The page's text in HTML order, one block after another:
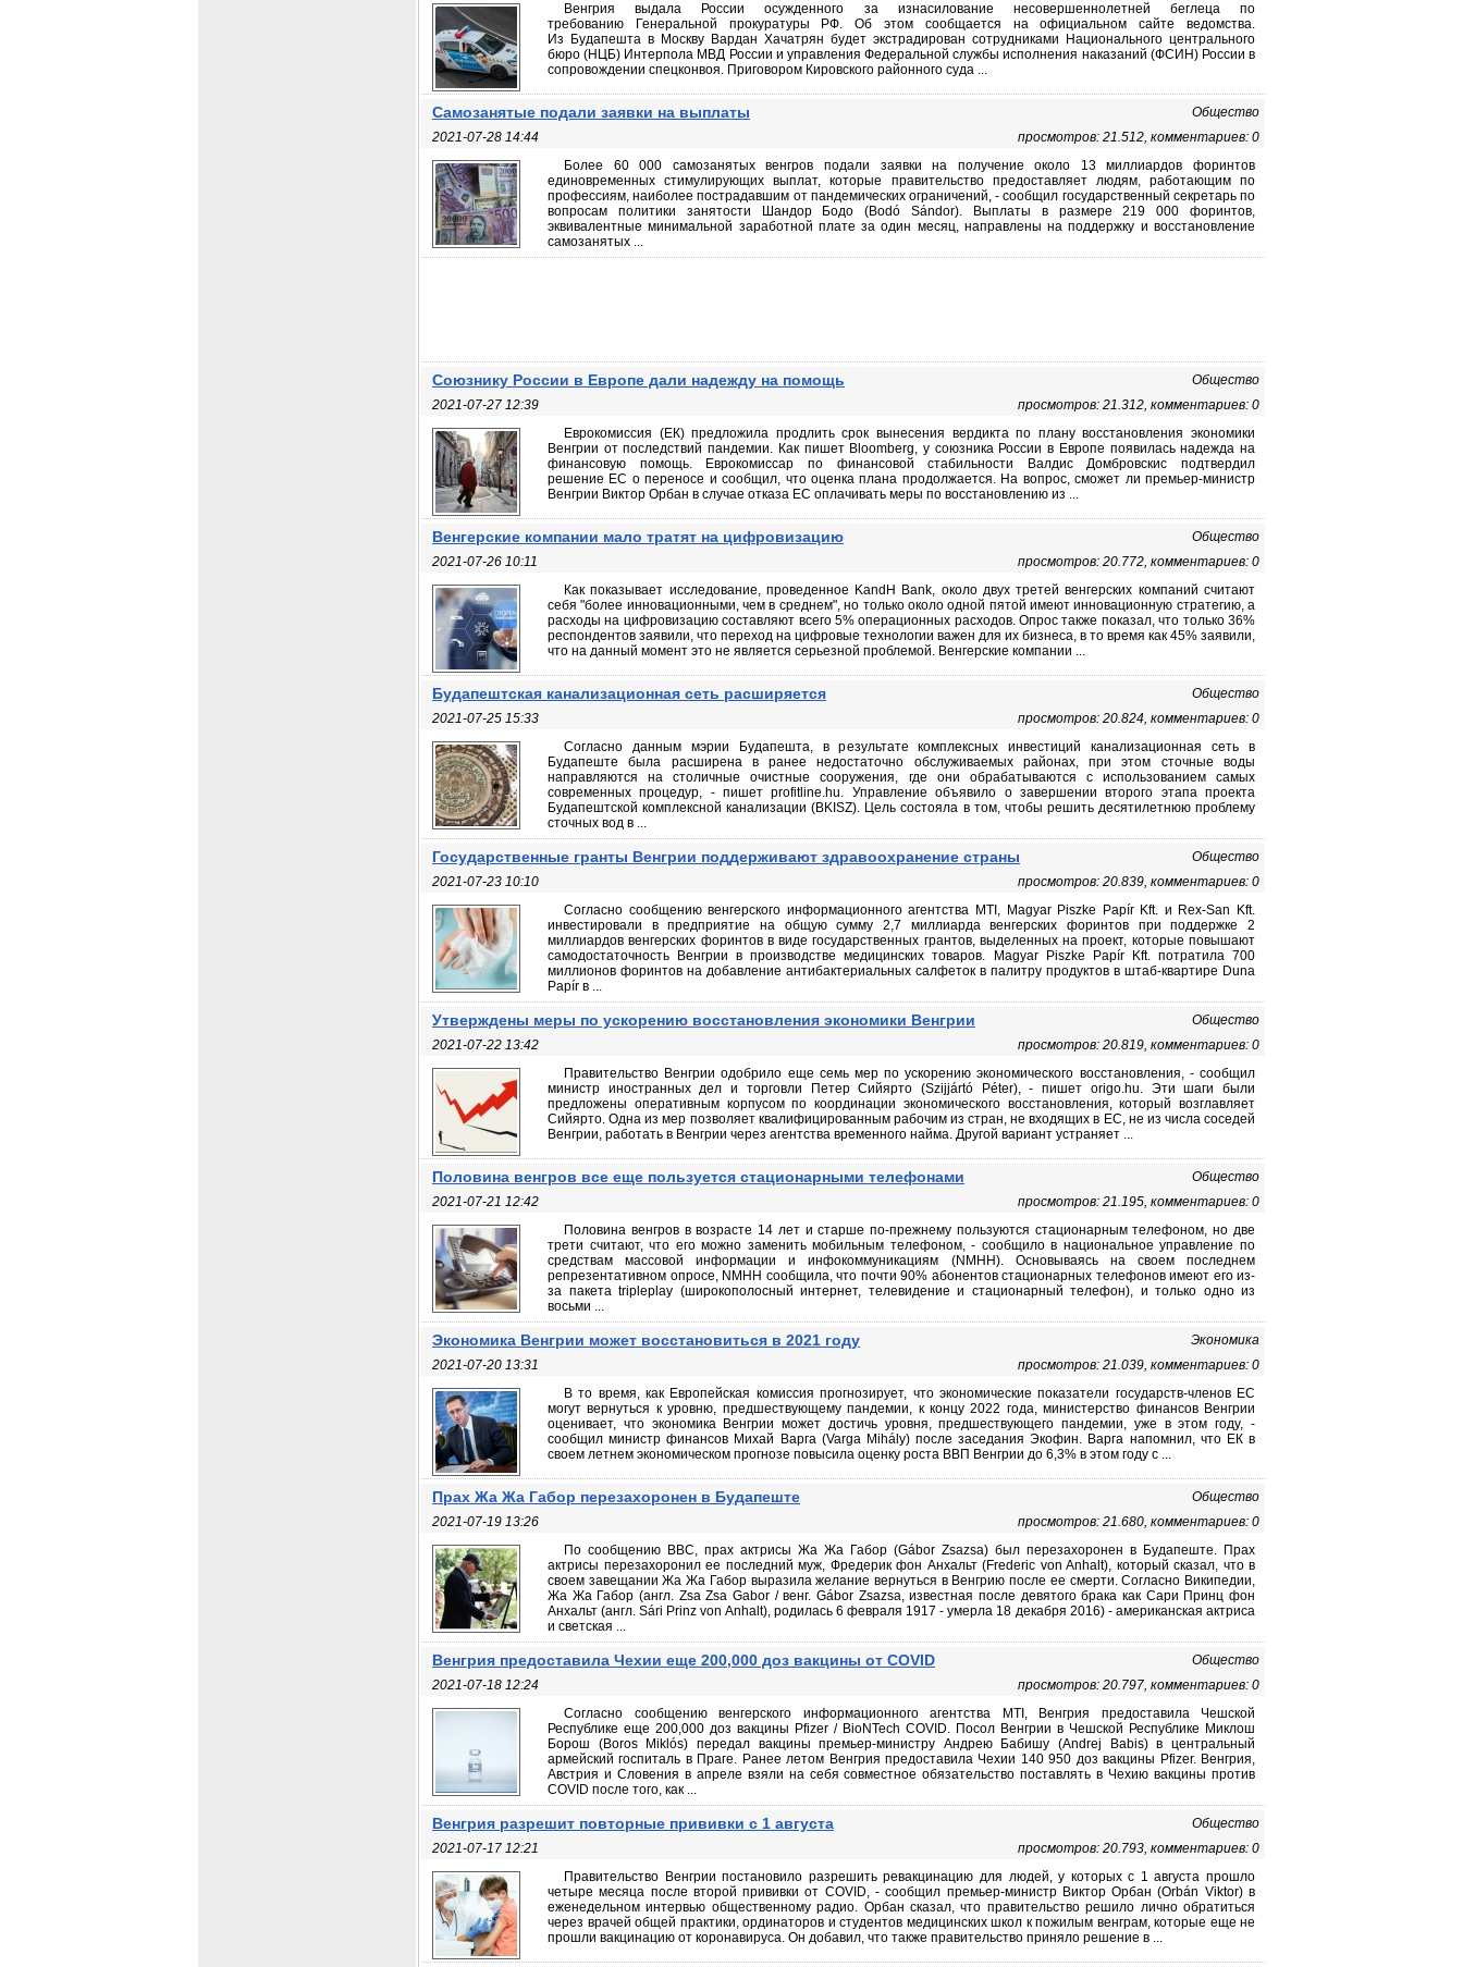
Венгрия выдала России осужденного за изнасилование несовершеннолетней беглеца по
требованию Генеральной прокуратуры РФ. Об этом сообщается на официальном сайте ведомства.
Из Будапешта в Москву Вардан Хачатрян будет экстрадирован сотрудниками Национального центрального
бюро (НЦБ) Интерпола МВД России и управления Федеральной службы исполнения наказаний (ФСИН) России в
сопровождении спецконвоя. Приговором Кировского районного суда ...
Самозанятые подали заявки на выплаты
Общество
2021-07-28 14:44
просмотров: 21.512, комментариев: 0
Более 60 000 самозанятых венгров подали заявки на получение около 13 миллиардов форинтов
единовременных стимулирующих выплат, которые правительство предоставляет людям, работающим по
профессиям, наиболее пострадавшим от пандемических ограничений, - сообщил государственный секретарь по
вопросам политики занятости Шандор Бодо (Bodó Sándor). Выплаты в размере 219 000 форинтов,
эквивалентные минимальной заработной плате за один месяц, направлены на поддержку и восстановление
самозанятых ...
Союзнику России в Европе дали надежду на помощь
Общество
2021-07-27 12:39
просмотров: 21.312, комментариев: 0
Еврокомиссия (ЕК) предложила продлить срок вынесения вердикта по плану восстановления экономики
Венгрии от последствий пандемии. Как пишет Bloomberg, у союзника России в Европе появилась надежда на
финансовую помощь. Еврокомиссар по финансовой стабильности Валдис Домбровскис подтвердил
решение ЕС о переносе и сообщил, что оценка плана продолжается. На вопрос, сможет ли премьер-министр
Венгрии Виктор Орбан в случае отказа ЕС оплачивать меры по восстановлению из ...
Венгерские компании мало тратят на цифровизацию
Общество
2021-07-26 10:11
просмотров: 20.772, комментариев: 0
Как показывает исследование, проведенное KandH Bank, около двух третей венгерских компаний считают
себя "более инновационными, чем в среднем", но только около одной пятой имеют инновационную стратегию, а
расходы на цифровизацию составляют всего 5% операционных расходов. Опрос также показал, что только 36%
респондентов заявили, что переход на цифровые технологии важен для их бизнеса, в то время как 45% заявили,
что на данный момент это не является серьезной проблемой. Венгерские компании ...
Будапештская канализационная сеть расширяется
Общество
2021-07-25 15:33
просмотров: 20.824, комментариев: 0
Согласно данным мэрии Будапешта, в результате комплексных инвестиций канализационная сеть в
Будапеште была расширена в ранее недостаточно обслуживаемых районах, при этом сточные воды
направляются на столичные очистные сооружения, где они обрабатываются с использованием самых
современных процедур, - пишет profitline.hu. Управление объявило о завершении второго этапа проекта
Будапештской комплексной канализации (BKISZ). Цель состояла в том, чтобы решить десятилетнюю проблему
сточных вод в ...
Государственные гранты Венгрии поддерживают здравоохранение страны
Общество
2021-07-23 10:10
просмотров: 20.839, комментариев: 0
Согласно сообщению венгерского информационного агентства MTI, Magyar Piszke Papír Kft. и Rex-San Kft.
инвестировали в предприятие на общую сумму 2,7 миллиарда венгерских форинтов при поддержке 2
миллиардов венгерских форинтов в виде государственных грантов, выделенных на проект, которые повышают
самодостаточность Венгрии в производстве медицинских товаров. Magyar Piszke Papír Kft. потратила 700
миллионов форинтов на добавление антибактериальных салфеток в палитру продуктов в штаб-квартире Duna
Papír в ...
Утверждены меры по ускорению восстановления экономики Венгрии
Общество
2021-07-22 13:42
просмотров: 20.819, комментариев: 0
Правительство Венгрии одобрило еще семь мер по ускорению экономического восстановления, - сообщил
министр иностранных дел и торговли Петер Сийярто (Szijjártó Péter), - пишет origo.hu. Эти шаги были
предложены оперативным корпусом по координации экономического восстановления, который возглавляет
Сийярто. Одна из мер позволяет квалифицированным рабочим из стран, не входящих в ЕС, не из числа соседей
Венгрии, работать в Венгрии через агентства временного найма. Другой вариант устраняет ...
Половина венгров все еще пользуется стационарными телефонами
Общество
2021-07-21 12:42
просмотров: 21.195, комментариев: 0
Половина венгров в возрасте 14 лет и старше по-прежнему пользуются стационарным телефоном, но две
трети считают, что его можно заменить мобильным телефоном, - сообщило в национальное управление по
средствам массовой информации и инфокоммуникациям (NMHH). Основываясь на своем последнем
репрезентативном опросе, NMHH сообщила, что почти 90% абонентов стационарных телефонов имеют его из-
за пакета tripleplay (широкополосный интернет, телевидение и стационарный телефон), и только одно из
восьми ...
Экономика Венгрии может восстановиться в 2021 году
Экономика
2021-07-20 13:31
просмотров: 21.039, комментариев: 0
В то время, как Европейская комиссия прогнозирует, что экономические показатели государств-членов ЕС
могут вернуться к уровню, предшествующему пандемии, к концу 2022 года, министерство финансов Венгрии
оценивает, что экономика Венгрии может достичь уровня, предшествующего пандемии, уже в этом году, -
сообщил министр финансов Михай Варга (Varga Mihály) после заседания Экофин. Варга напомнил, что ЕК в
своем летнем экономическом прогнозе повысила оценку роста ВВП Венгрии до 6,3% в этом году с ...
Прах Жа Жа Габор перезахоронен в Будапеште
Общество
2021-07-19 13:26
просмотров: 21.680, комментариев: 0
По сообщению BBC, прах актрисы Жа Жа Габор (Gábor Zsazsa) был перезахоронен в Будапеште. Прах
актрисы перезахоронил ее последний муж, Фредерик фон Анхальт (Frederic von Anhalt), который сказал, что в
своем завещании Жа Жа Габор выразила желание вернуться в Венгрию после ее смерти. Согласно Википедии,
Жа Жа Габор (англ. Zsa Zsa Gabor / венг. Gábor Zsazsa, известная после девятого брака как Сари Принц фон
Анхальт (англ. Sári Prinz von Anhalt), родилась 6 февраля 1917 - умерла 18 декабря 2016) - американская актриса
и светская ...
Венгрия предоставила Чехии еще 200,000 доз вакцины от COVID
Общество
2021-07-18 12:24
просмотров: 20.797, комментариев: 0
Согласно сообщению венгерского информационного агентства MTI, Венгрия предоставила Чешской
Республике еще 200,000 доз вакцины Pfizer / BioNTech COVID. Посол Венгрии в Чешской Республике Миклош
Борош (Boros Miklós) передал вакцины премьер-министру Андрею Бабишу (Andrej Babis) в центральный
армейский госпиталь в Праге. Ранее летом Венгрия предоставила Чехии 140 950 доз вакцины Pfizer. Венгрия,
Австрия и Словения в апреле взяли на себя совместное обязательство поставлять в Чехию вакцины против
COVID после того, как ...
Венгрия разрешит повторные прививки с 1 августа
Общество
2021-07-17 12:21
просмотров: 20.793, комментариев: 0
Правительство Венгрии постановило разрешить ревакцинацию для людей, у которых с 1 августа прошло
четыре месяца после второй прививки от COVID, - сообщил премьер-министр Виктор Орбан (Orbán Viktor) в
еженедельном интервью общественному радио. Орбан сказал, что правительство решило лично обратиться
через врачей общей практики, ординаторов и студентов медицинских школ к пожилым венграм, которые еще не
прошли вакцинацию от коронавируса. Он добавил, что также правительство приняло решение в ...